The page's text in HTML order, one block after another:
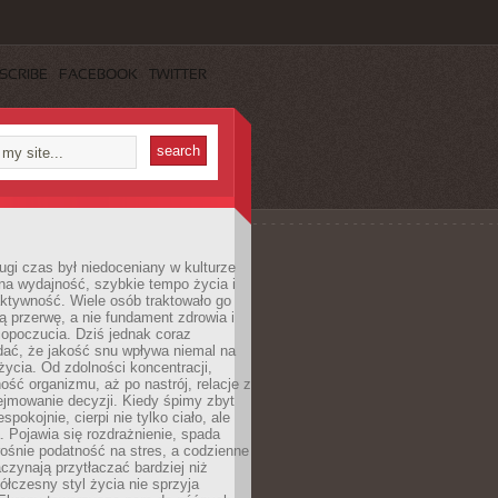
FACEBOOK TWITTER
czas był niedoceniany w kulturze
wydajność, szybkie tempo życia i
Wiele osób traktowało go
przerwę, a nie fundament zdrowia i
Dziś jednak coraz
że jakość snu wpływa niemal na
Od zdolności koncentracji,
organizmu, aż po nastrój, relacje z
decyzji. Kiedy śpimy zbyt
cierpi nie tylko ciało, ale
Pojawia się rozdrażnienie, spada
podatność na stres, a codzienne
przytłaczać bardziej niż
styl życia nie sprzyja